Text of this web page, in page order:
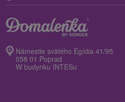
Námestie svätého Egídia 41/95
058 01 Poprad
W budynku INTESu